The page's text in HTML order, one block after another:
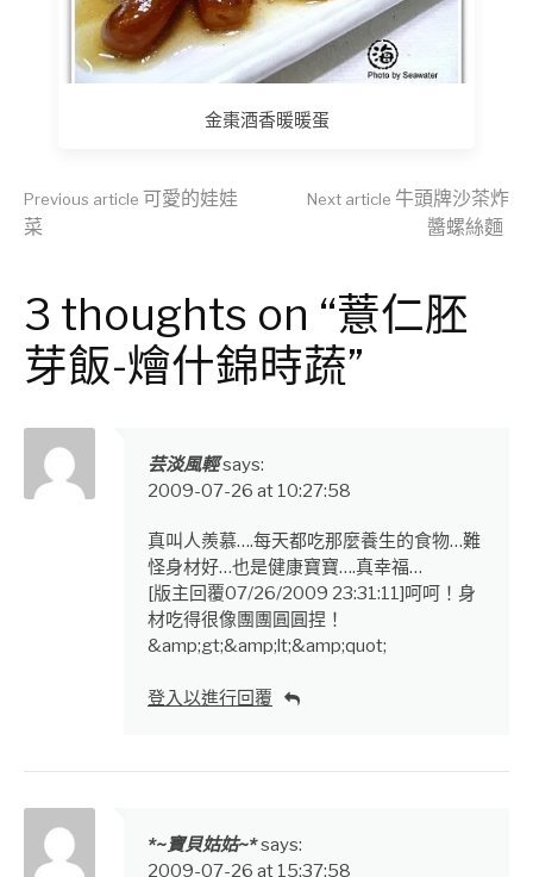
金棗酒香暖暖蛋
Continue
Reading
Previous article 可愛的娃娃
菜
Next article 牛頭牌沙茶炸
醬螺絲麵
3 thoughts on “薏仁胚
芽飯-燴什錦時蔬”
芸淡風輕says:
2009-07-26 at 10:27:58
真叫人羨慕….每天都吃那麼養生的食物…難
怪身材好…也是健康寶寶….真幸福…
[版主回覆07/26/2009 23:31:11]呵呵！身
材吃得很像團團圓圓捏！
&amp;gt;&amp;lt;&amp;quot;
登入以進行回覆
*~寶貝姑姑~*says:
2009-07-26 at 15:37:58